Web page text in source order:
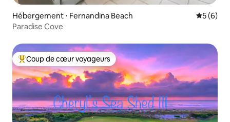
Hébergement ⋅ Fernandina Beach
5 (6)
Paradise Cove
Coups de cœur voyageurs les plus appréciés
Coup de cœur voyageurs